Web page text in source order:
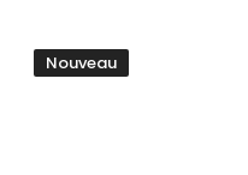
Nouveau